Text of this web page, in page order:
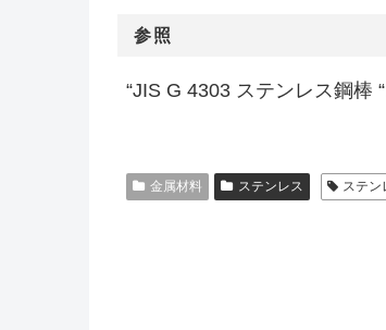
参照
“JIS G 4303 ステンレス鋼棒
金属材料 ステンレス ステン